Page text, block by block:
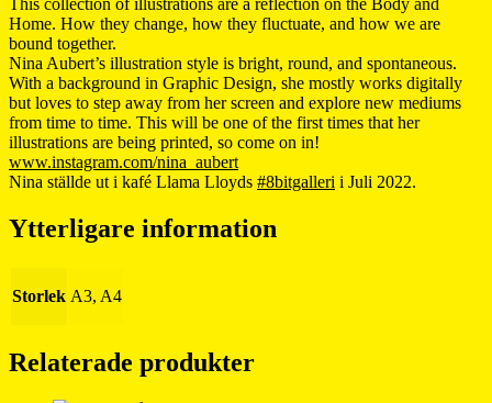
Home. How they change, how they fluctuate, and how we are
bound together.
Nina Aubert’s illustration style is bright, round, and spontaneous.
With a background in Graphic Design, she mostly works digitally
but loves to step away from her screen and explore new mediums
from time to time. This will be one of the first times that her
illustrations are being printed, so come on in!
www.instagram.com/nina_aubert
Nina ställde ut i kafé Llama Lloyds #8bitgalleri i Juli 2022.
Ytterligare information
Storlek A3, A4
Relaterade produkter